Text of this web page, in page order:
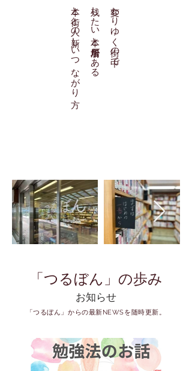
変わりゆく街の中で
残したい本と居場所がある
​本と街と人の新しいつながり方
「つるぼん」の歩み
​お知らせ
「つるぼん」からの最新NEWSを随時更新。